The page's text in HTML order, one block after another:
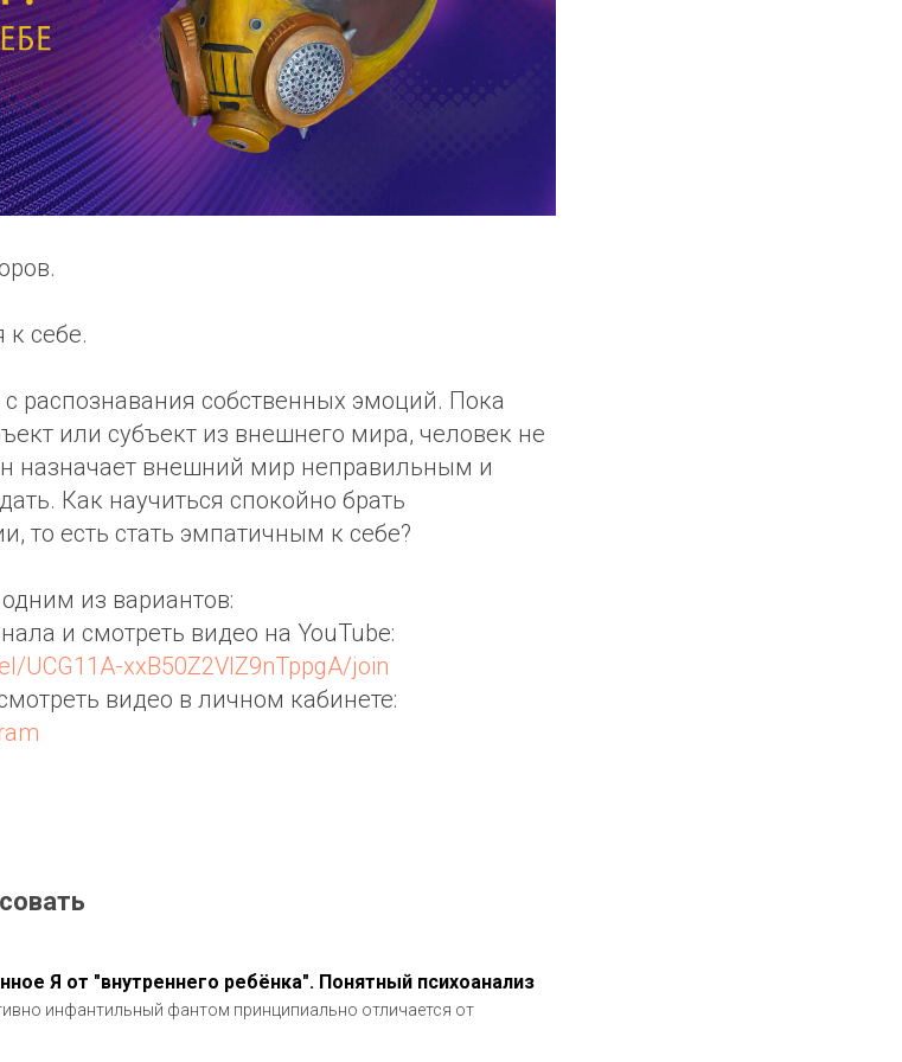
к себе.
распознавания собственных эмоций. Пока
или субъект из внешнего мира, человек не
назначает внешний мир неправильным и
Как научиться спокойно брать
то есть стать эмпатичным к себе?
из вариантов:
и смотреть видео на YouTube:
UCG11A-xxB50Z2VIZ9nTppgA/join
видео в личном кабинете:
Я от "внутреннего ребёнка". Понятный психоанализ
инфантильный фантом принципиально отличается от